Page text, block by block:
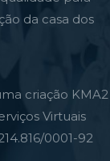
da casa dos
criação KMA2
Virtuais
0001-92